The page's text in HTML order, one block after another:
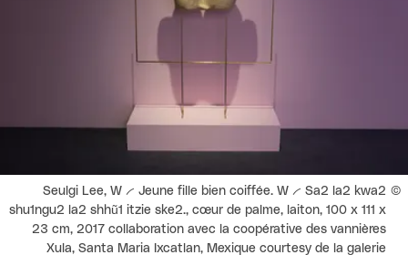
Droits réservés :
Seulgi Lee, W -- Jeune fille bien coiffée. W -- Sa2 la2 kwa2
shu1ngu2 la2 shhũ1 itzie ske2., cœur de palme, laiton, 100 x 111 x
23 cm, 2017 collaboration avec la coopérative des vannières
Xula, Santa Maria Ixcatlan, Mexique courtesy de la galerie